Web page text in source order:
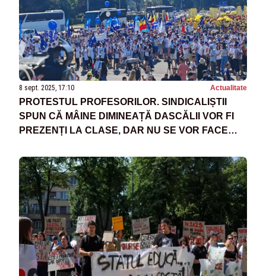
8 sept. 2025, 17:10 Actualitate
PROTESTUL PROFESORILOR. SINDICALIȘTII
SPUN CĂ MÂINE DIMINEAȚĂ DASCĂLII VOR FI
PREZENȚI LA CLASE, DAR NU SE VOR FACE